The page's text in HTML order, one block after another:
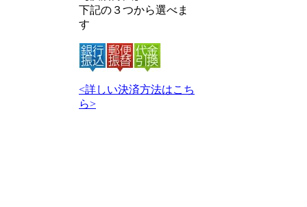
下記の３つから選べま
す
<詳しい決済方法はこち
ら>